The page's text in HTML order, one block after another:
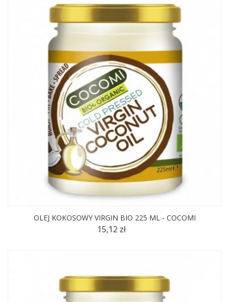
OLEJ KOKOSOWY VIRGIN BIO 225 ML - COCOMI
15,12 zł